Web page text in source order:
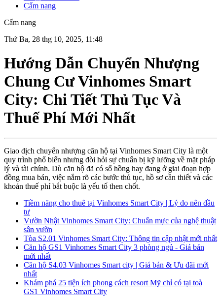
Cẩm nang
Cẩm nang
Thứ Ba, 28 thg 10, 2025, 11:48
Hướng Dẫn Chuyển Nhượng
Chung Cư Vinhomes Smart
City: Chi Tiết Thủ Tục Và
Thuế Phí Mới Nhất
Giao dịch chuyển nhượng căn hộ tại Vinhomes Smart City là một
quy trình phổ biến nhưng đòi hỏi sự chuẩn bị kỹ lưỡng về mặt pháp
lý và tài chính. Dù căn hộ đã có sổ hồng hay đang ở giai đoạn hợp
đồng mua bán, việc nắm rõ các bước thủ tục, hồ sơ cần thiết và các
khoản thuế phí bắt buộc là yếu tố then chốt.
Tiềm năng cho thuê tại Vinhomes Smart City | Lý do nên đầu
tư
Vườn Nhật Vinhomes Smart City: Chuẩn mực của nghệ thuật
sân vườn
Tòa S2.01 Vinhomes Smart City: Thông tin cập nhật mới nhất
Căn hộ GS1 Vinhomes Smart City 3 phòng ngủ - Giá bán
mới nhất
Căn hộ S4.03 Vinhomes Smart city | Giá bán & Ưu đãi mới
nhất
Khám phá 25 tiện ích phong cách resort Mỹ chỉ có tại toà
GS1 Vinhomes Smart City